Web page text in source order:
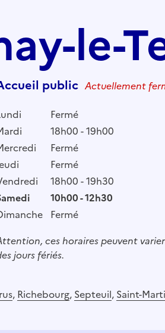
le-
public Actuellement
Fermé
18h00 - 19h00
Fermé
Fermé
18h00 - 19h30
10h00 - 12h30
Fermé
ces horaires peuvent
jours fériés.
, Richebourg, Septeuil, Saint-